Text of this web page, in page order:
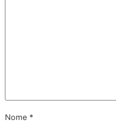
Nome *